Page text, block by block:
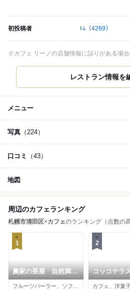
初投稿者 ﾄﾑ （4269）
※カフェ リーノの店舗情報に誤りがある場合
レストラン情報を
メニュー
写真 （224）
口コミ （43）
地図
周辺のカフェランキング
札幌市清田区×カフェのランキング（点数の
1
農家の茶屋 自然満喫
倶楽部
2
コッコテラ